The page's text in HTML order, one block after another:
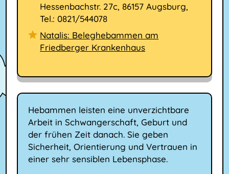
Hessenbachstr. 27c, 86157 Augsburg,
Tel.: 0821/544078
Natalis: Beleghebammen am
Friedberger Krankenhaus
Hebammen leisten eine unverzichtbare
Arbeit in Schwangerschaft, Geburt und
der frühen Zeit danach. Sie geben
Sicherheit, Orientierung und Vertrauen in
einer sehr sensiblen Lebensphase.